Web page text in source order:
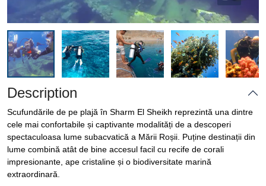
Description
Scufundările de pe plajă în Sharm El Sheikh reprezintă una dintre
cele mai confortabile și captivante modalități de a descoperi
spectaculoasa lume subacvatică a Mării Roșii. Puține destinații din
lume combină atât de bine accesul facil cu recife de corali
impresionante, ape cristaline și o biodiversitate marină
extraordinară.